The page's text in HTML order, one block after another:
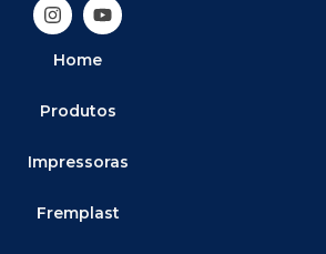
Home
Produtos
Impressoras
Fremplast